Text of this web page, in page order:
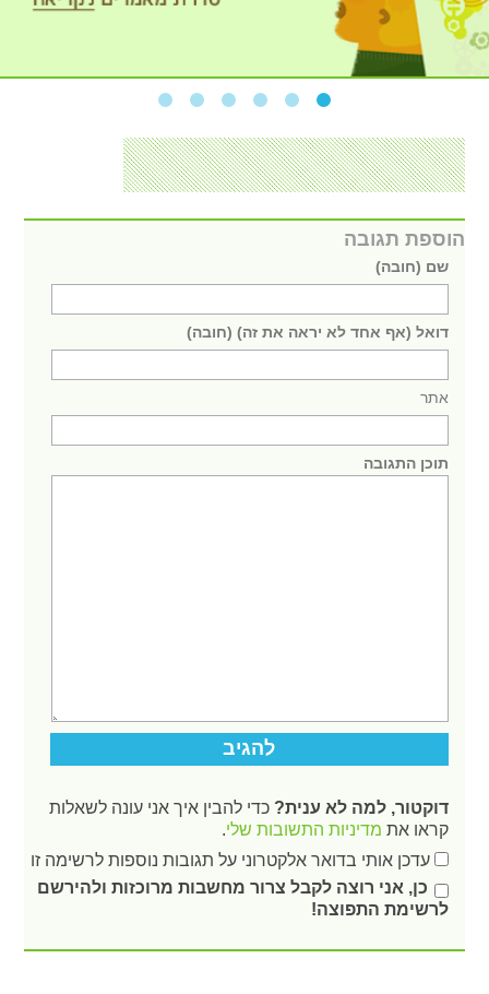
הוספת תגובה
שם (חובה)
דואל (אף אחד לא יראה את זה) (חובה)
אתר
תוכן התגובה
דוקטור, למה לא ענית? כדי להבין איך אני עונה לשאלות
קראו את מדיניות התשובות שלי.
עדכן אותי בדואר אלקטרוני על תגובות נוספות לרשימה זו
כן, אני רוצה לקבל צרור מחשבות מרוכזות ולהירשם
לרשימת התפוצה!